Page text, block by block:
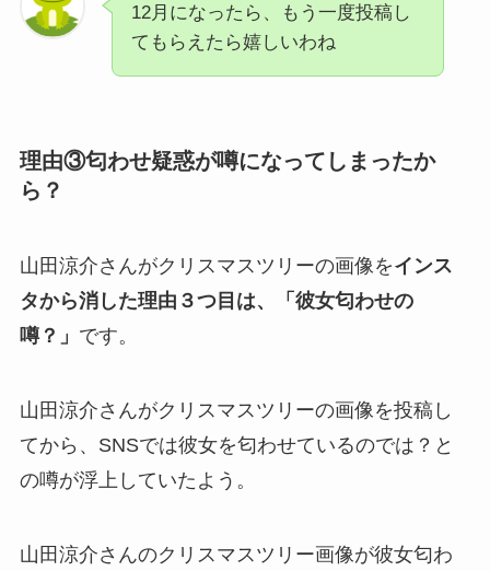
12月になったら、もう一度投稿し
てもらえたら嬉しいわね
理由③匂わせ疑惑が噂になってしまったか
ら？
山田涼介さんがクリスマスツリーの画像をインス
タから消した理由３つ目は、「彼女匂わせの
噂？」 です。
山田涼介さんがクリスマスツリーの画像を投稿し
てから、SNSでは彼女を匂わせているのでは？と
の噂が浮上していたよう。
山田涼介さんのクリスマスツリー画像が彼女匂わ